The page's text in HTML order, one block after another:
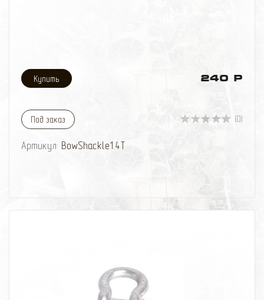
240 Р
Под заказ (0)
Артикул: BowShackle1.4T